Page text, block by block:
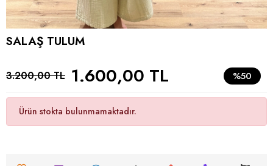
SALAŞ TULUM
3.200,00 TL 1.600,00 TL %50
Ürün stokta bulunmamaktadır.